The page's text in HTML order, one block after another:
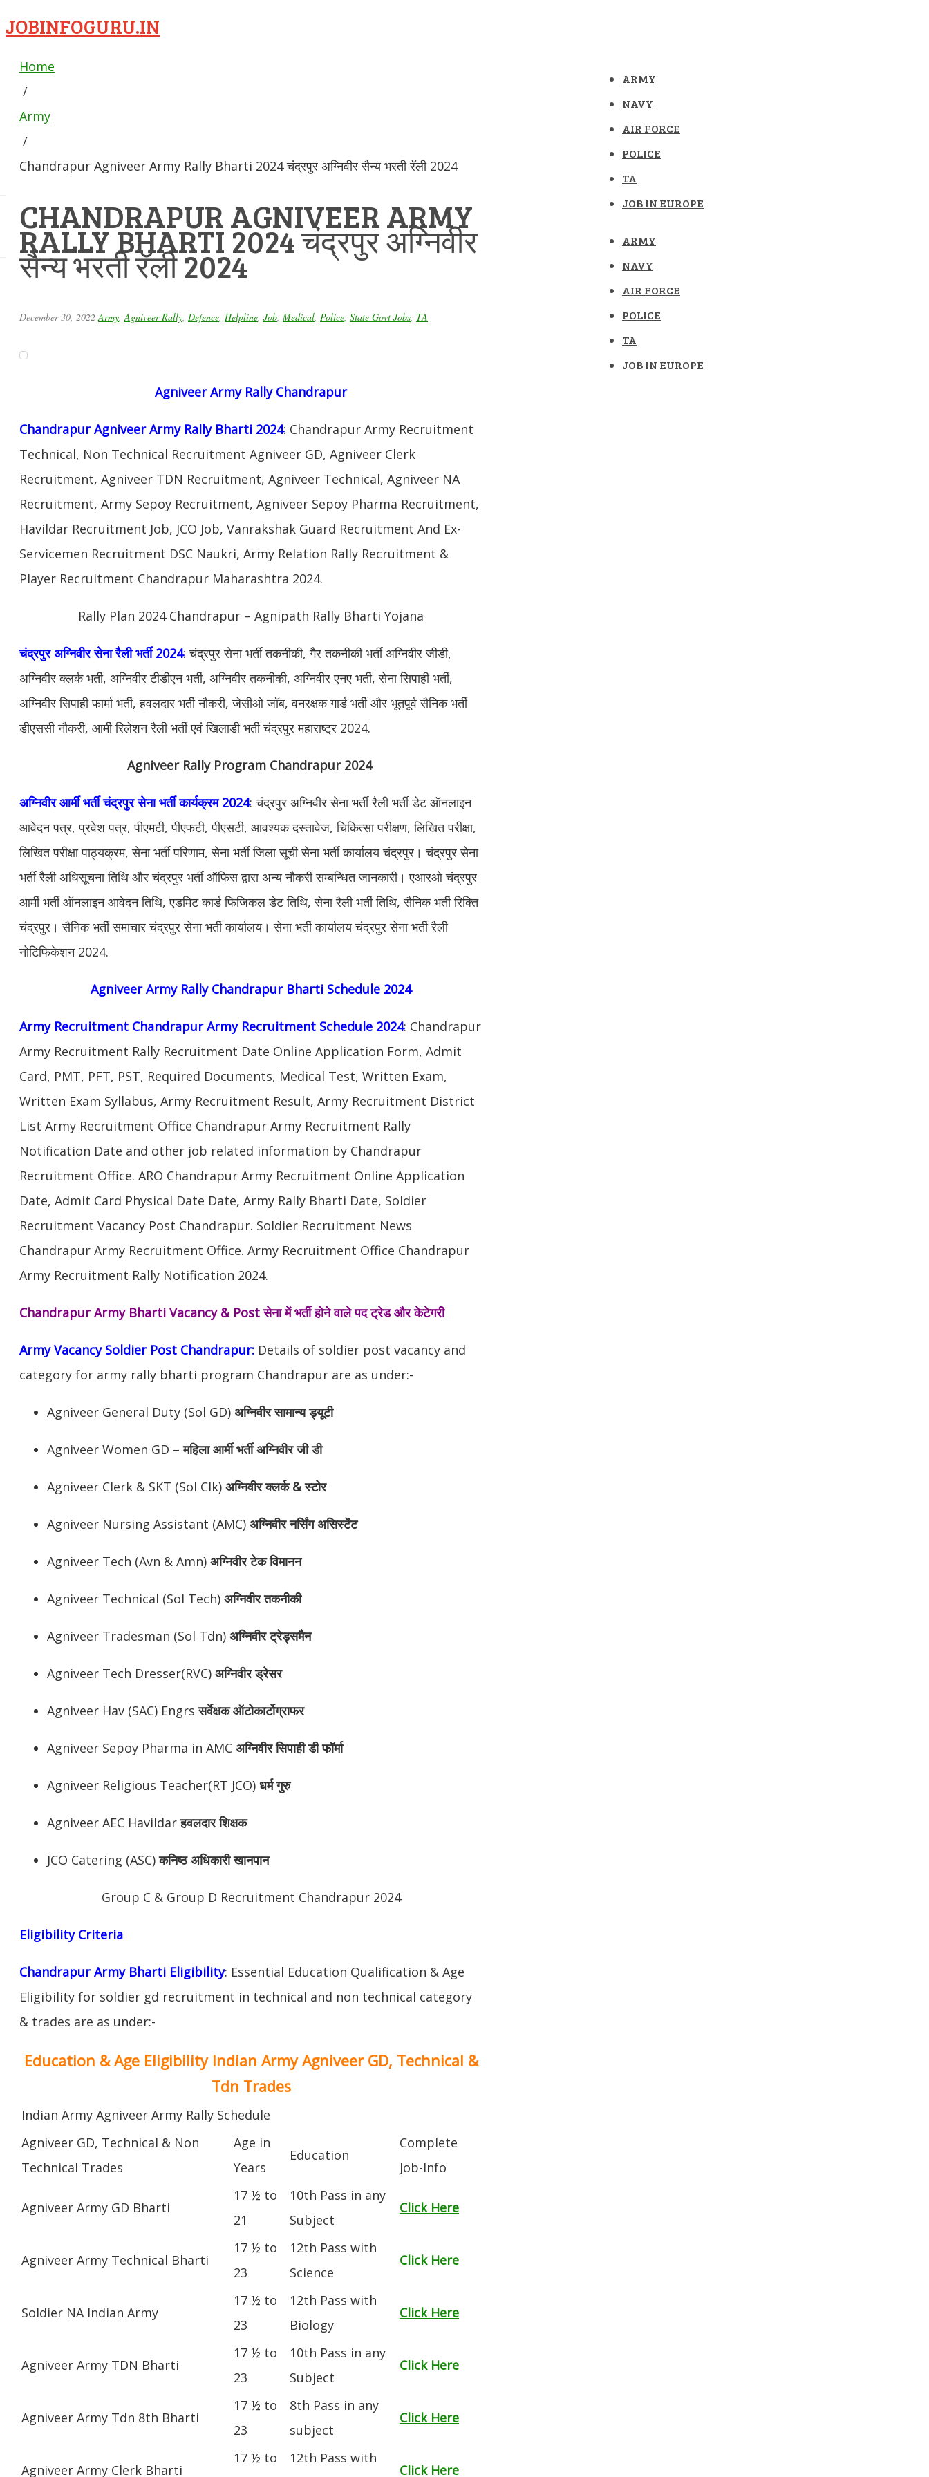
JOBINFOGURU.IN
ARMY
NAVY
AIR FORCE
POLICE
TA
JOB IN EUROPE
ARMY
NAVY
AIR FORCE
POLICE
TA
JOB IN EUROPE
Home
/
Army
/
Chandrapur Agniveer Army Rally Bharti 2024 चंद्रपुर अग्निवीर सैन्य भरती रॅली 2024
CHANDRAPUR AGNIVEER ARMY
RALLY BHARTI 2024 चंद्रपुर अग्निवीर
सैन्य भरती रॅली 2024
December 30, 2022 Army Agniveer Rally Defence Helpline Job Medical Police State Govt Jobs TA
Agniveer Army Rally Chandrapur
Chandrapur Agniveer Army Rally Bharti 2024: Chandrapur Army Recruitment
Technical, Non Technical Recruitment Agniveer GD, Agniveer Clerk
Recruitment, Agniveer TDN Recruitment, Agniveer Technical, Agniveer NA
Recruitment, Army Sepoy Recruitment, Agniveer Sepoy Pharma Recruitment,
Havildar Recruitment Job, JCO Job, Vanrakshak Guard Recruitment And Ex-
Servicemen Recruitment DSC Naukri, Army Relation Rally Recruitment &
Player Recruitment Chandrapur Maharashtra 2024.
Rally Plan 2024 Chandrapur – Agnipath Rally Bharti Yojana
चंद्रपुर अग्निवीर सेना रैली भर्ती 2024: चंद्रपुर सेना भर्ती तकनीकी, गैर तकनीकी भर्ती अग्निवीर जीडी,
अग्निवीर क्लर्क भर्ती, अग्निवीर टीडीएन भर्ती, अग्निवीर तकनीकी, अग्निवीर एनए भर्ती, सेना सिपाही भर्ती,
अग्निवीर सिपाही फार्मा भर्ती, हवलदार भर्ती नौकरी, जेसीओ जॉब, वनरक्षक गार्ड भर्ती और भूतपूर्व सैनिक भर्ती
डीएससी नौकरी, आर्मी रिलेशन रैली भर्ती एवं खिलाडी भर्ती चंद्रपुर महाराष्ट्र 2024.
Agniveer Rally Program Chandrapur 2024
अग्निवीर आर्मी भर्ती चंद्रपुर सेना भर्ती कार्यक्रम 2024: चंद्रपुर अग्निवीर सेना भर्ती रैली भर्ती डेट ऑनलाइन
आवेदन पत्र, प्रवेश पत्र, पीएमटी, पीएफटी, पीएसटी, आवश्यक दस्तावेज, चिकित्सा परीक्षण, लिखित परीक्षा,
लिखित परीक्षा पाठ्यक्रम, सेना भर्ती परिणाम, सेना भर्ती जिला सूची सेना भर्ती कार्यालय चंद्रपुर। चंद्रपुर सेना
भर्ती रैली अधिसूचना तिथि और चंद्रपुर भर्ती ऑफिस द्वारा अन्य नौकरी सम्बन्धित जानकारी। एआरओ चंद्रपुर
आर्मी भर्ती ऑनलाइन आवेदन तिथि, एडमिट कार्ड फिजिकल डेट तिथि, सेना रैली भर्ती तिथि, सैनिक भर्ती रिक्ति
चंद्रपुर। सैनिक भर्ती समाचार चंद्रपुर सेना भर्ती कार्यालय। सेना भर्ती कार्यालय चंद्रपुर सेना भर्ती रैली
नोटिफिकेशन 2024.
Agniveer Army Rally Chandrapur Bharti Schedule 2024
Army Recruitment Chandrapur Army Recruitment Schedule 2024: Chandrapur
Army Recruitment Rally Recruitment Date Online Application Form, Admit
Card, PMT, PFT, PST, Required Documents, Medical Test, Written Exam,
Written Exam Syllabus, Army Recruitment Result, Army Recruitment District
List Army Recruitment Office Chandrapur Army Recruitment Rally
Notification Date and other job related information by Chandrapur
Recruitment Office. ARO Chandrapur Army Recruitment Online Application
Date, Admit Card Physical Date Date, Army Rally Bharti Date, Soldier
Recruitment Vacancy Post Chandrapur. Soldier Recruitment News
Chandrapur Army Recruitment Office. Army Recruitment Office Chandrapur
Army Recruitment Rally Notification 2024.
Chandrapur Army Bharti Vacancy & Postसेना में भर्ती होने वाले पद ट्रेड और केटेगरी
Army Vacancy Soldier Post Chandrapur: Details of soldier post vacancy and
category for army rally bharti program Chandrapur are as under:-
Agniveer General Duty (Sol GD) अग्निवीरसामान्य ड्यूटी
Agniveer Women GD –महिला आर्मी भर्ती अग्निवीर जी डी
Agniveer Clerk & SKT (Sol Clk) अग्निवीरक्लर्क & स्टोर
Agniveer Nursing Assistant (AMC) अग्निवीरनर्सिंग असिस्टेंट
Agniveer Tech (Avn & Amn) अग्निवीरटेक विमानन
Agniveer Technical (Sol Tech) अग्निवीरतकनीकी
Agniveer Tradesman (Sol Tdn) अग्निवीरट्रेड्समैन
Agniveer Tech Dresser(RVC) अग्निवीरड्रेसर
Agniveer Hav (SAC) Engrsसर्वेक्षक ऑटोकार्टोग्राफर
Agniveer Sepoy Pharma in AMC अग्निवीरसिपाही डी फॉर्मा
Agniveer Religious Teacher(RT JCO) धर्म गुरु
Agniveer AEC Havildarहवलदार शिक्षक
JCO Catering (ASC)कनिष्ठ अधिकारी खानपान
Group C & Group D Recruitment Chandrapur 2024
Eligibility Criteria
Chandrapur Army Bharti Eligibility: Essential Education Qualification & Age
Eligibility for soldier gd recruitment in technical and non technical category
& trades are as under:-
Education & Age Eligibility Indian Army Agniveer GD, Technical &
Tdn Trades
Indian Army Agniveer Army Rally Schedule
Agniveer GD, Technical & Non
Technical Trades
Age in
Years
Education
Complete
Job-Info
Agniveer Army GD Bharti
17 ½ to
21
10th Pass in any
Subject
Click Here
Agniveer Army Technical Bharti
17 ½ to
23
12th Pass with
Science
Click Here
Soldier NA Indian Army
17 ½ to
23
12th Pass with
Biology
Click Here
Agniveer Army TDN Bharti
17 ½ to
23
10th Pass in any
Subject
Click Here
Agniveer Army Tdn 8th Bharti
17 ½ to
23
8th Pass in any
subject
Click Here
Agniveer Army Clerk Bharti
17 ½ to
12th Pass with
Click Here